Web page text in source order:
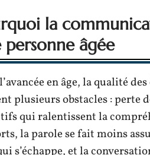
la
personne âgée
en âge, la qualité
plusieurs obstacles : perte
qui ralentissent la
la parole se fait moins
s’échappe, et la